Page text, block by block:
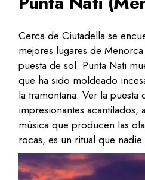
Cerca de Ciutadella se
mejores lugares de
puesta de sol. Punta Nati
que ha sido moldeado
la tramontana. Ver la puesta
impresionantes acantilados,
música que producen las
rocas, es un ritual que